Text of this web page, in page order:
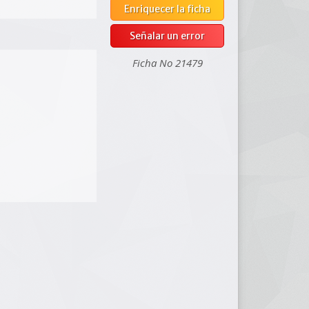
Enriquecer la ficha
Señalar un error
Ficha No 21479